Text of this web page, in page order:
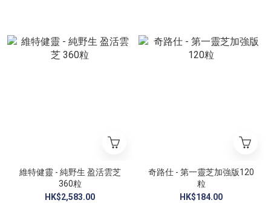
維特健靈 - 純野生 盈活雲芝
360粒
HK$2,583.00
奇路仕 - 第一靈芝加強版120
粒
HK$184.00